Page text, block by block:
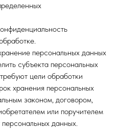
персональных данных
субъекта персональных
цели обработки
хранения персональных
законом, договором,
или поручителем
персональных данных.